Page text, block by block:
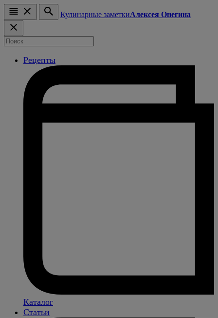
Кулинарные заметкиАлексея Онегина
Рецепты
Каталог
Статьи